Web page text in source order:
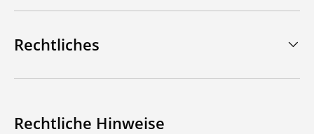
Rechtliches
Rechtliche Hinweise